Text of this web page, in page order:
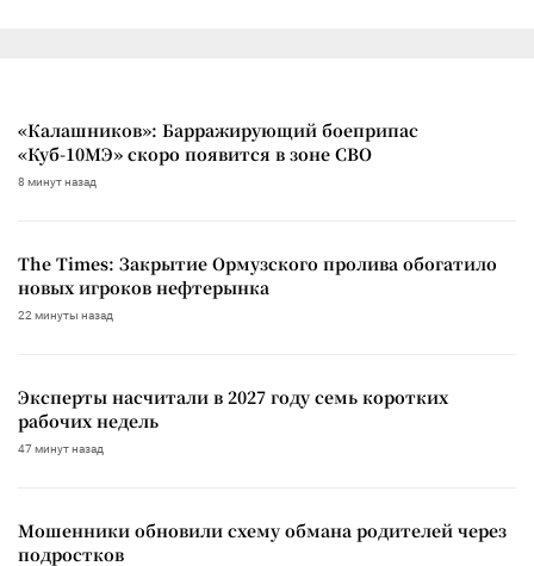
«Калашников»: Барражирующий боеприпас
«Куб-10МЭ» скоро появится в зоне СВО
8 минут назад
The Times: Закрытие Ормузского пролива обогатило
новых игроков нефтерынка
22 минуты назад
Эксперты насчитали в 2027 году семь коротких
рабочих недель
47 минут назад
Мошенники обновили схему обмана родителей через
подростков